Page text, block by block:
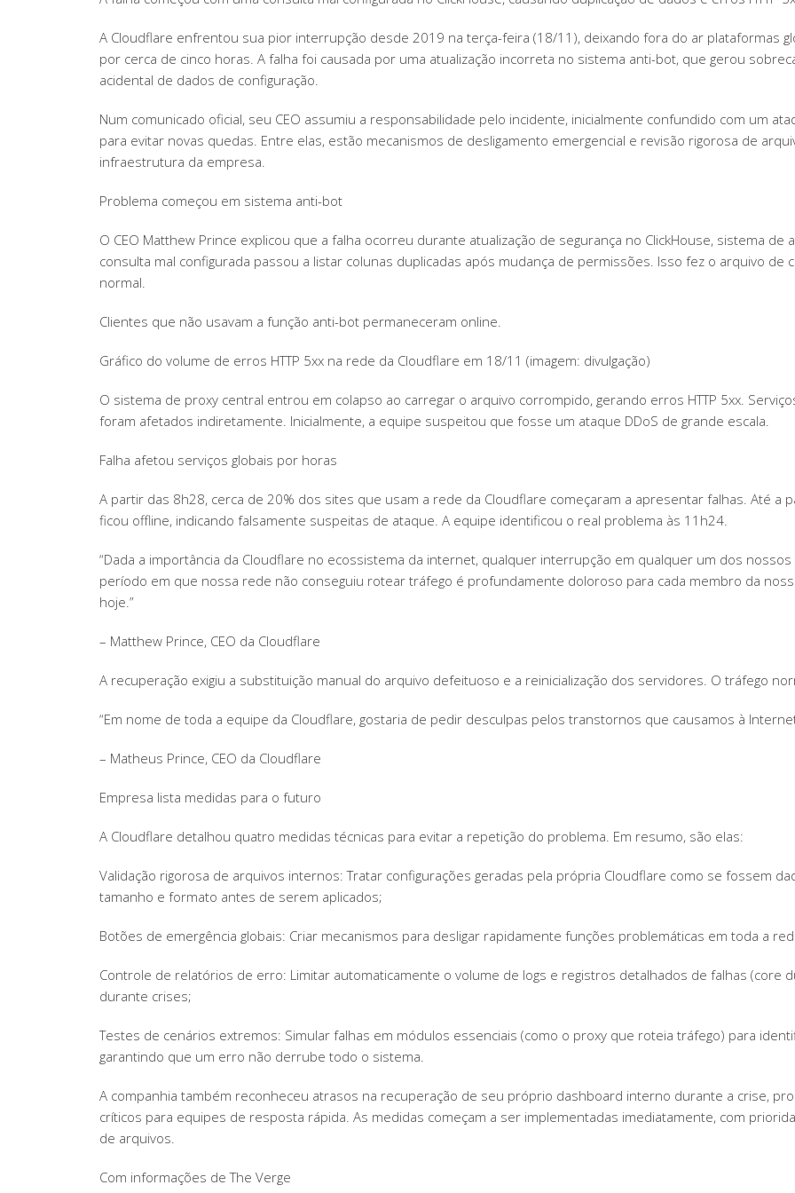
A Cloudflare enfrentou sua pior interrupção desde 2019 na terça-feira (18/11), deixando fora do ar plataformas
por cerca de cinco horas. A falha foi causada por uma atualização incorreta no sistema anti-bot, que gerou
acidental de dados de configuração.
Num comunicado oficial, seu CEO assumiu a responsabilidade pelo incidente, inicialmente confundido com um
para evitar novas quedas. Entre elas, estão mecanismos de desligamento emergencial e revisão rigorosa de
infraestrutura da empresa.
Problema começou em sistema anti-bot
O CEO Matthew Prince explicou que a falha ocorreu durante atualização de segurança no ClickHouse, sistema
consulta mal configurada passou a listar colunas duplicadas após mudança de permissões. Isso fez o arquivo de
normal.
Clientes que não usavam a função anti-bot permaneceram online.
Gráfico do volume de erros HTTP 5xx na rede da Cloudflare em 18/11 (imagem: divulgação)
O sistema de proxy central entrou em colapso ao carregar o arquivo corrompido, gerando erros HTTP 5xx.
foram afetados indiretamente. Inicialmente, a equipe suspeitou que fosse um ataque DDoS de grande escala.
Falha afetou serviços globais por horas
A partir das 8h28, cerca de 20% dos sites que usam a rede da Cloudflare começaram a apresentar falhas. Até a
ficou offline, indicando falsamente suspeitas de ataque. A equipe identificou o real problema às 11h24.
“Dada a importância da Cloudflare no ecossistema da internet, qualquer interrupção em qualquer um dos
período em que nossa rede não conseguiu rotear tráfego é profundamente doloroso para cada membro da
hoje.”
– Matthew Prince, CEO da Cloudflare
A recuperação exigiu a substituição manual do arquivo defeituoso e a reinicialização dos servidores. O tráfego
“Em nome de toda a equipe da Cloudflare, gostaria de pedir desculpas pelos transtornos que causamos à
– Matheus Prince, CEO da Cloudflare
Empresa lista medidas para o futuro
A Cloudflare detalhou quatro medidas técnicas para evitar a repetição do problema. Em resumo, são elas:
Validação rigorosa de arquivos internos: Tratar configurações geradas pela própria Cloudflare como se fossem
tamanho e formato antes de serem aplicados;
Botões de emergência globais: Criar mecanismos para desligar rapidamente funções problemáticas em toda a
Controle de relatórios de erro: Limitar automaticamente o volume de logs e registros detalhados de falhas (core
durante crises;
Testes de cenários extremos: Simular falhas em módulos essenciais (como o proxy que roteia tráfego) para
garantindo que um erro não derrube todo o sistema.
A companhia também reconheceu atrasos na recuperação de seu próprio dashboard interno durante a crise,
críticos para equipes de resposta rápida. As medidas começam a ser implementadas imediatamente, com
de arquivos.
Com informações de The Verge